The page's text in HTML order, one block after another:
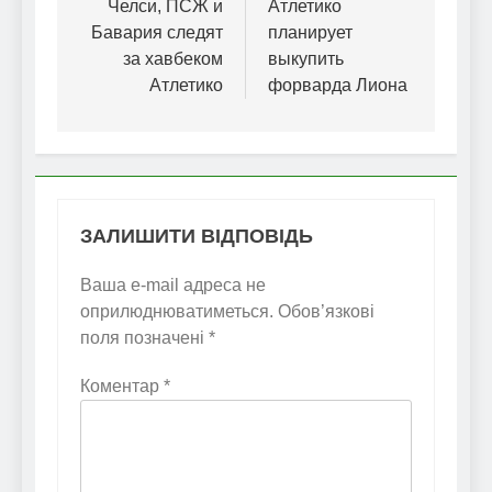
записів
Челси, ПСЖ и
Бавария следят
за хавбеком
Атлетико
Атлетико
планирует
выкупить
форварда Лиона
ЗАЛИШИТИ ВІДПОВІДЬ
Ваша e-mail адреса не
оприлюднюватиметься. Обов’язкові
поля позначені *
Коментар *